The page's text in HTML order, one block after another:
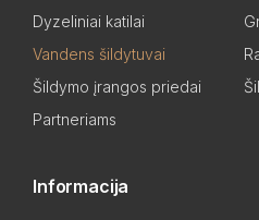
Dyzeliniai katilai
Vandens šildytuvai
Šildymo įrangos priedai
Partneriams
Informacija